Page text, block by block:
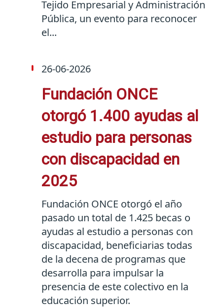
Tejido Empresarial y Administración
Pública, un evento para reconocer
el...
26-06-2026
Fundación ONCE
otorgó 1.400 ayudas al
estudio para personas
con discapacidad en
2025
Fundación ONCE otorgó el año
pasado un total de 1.425 becas o
ayudas al estudio a personas con
discapacidad, beneficiarias todas
de la decena de programas que
desarrolla para impulsar la
presencia de este colectivo en la
educación superior.